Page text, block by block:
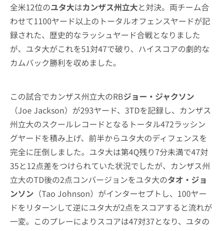
全米12位のユタ大はカンザス州立大と対決。両チーム合
わせて1100ヤード以上のトータルオフェンスヤードが記
録された、歴史的なラッシュヤード合戦となりました
が、ユタ大がこれを51対47で破り、ハイスコアの劇的な
カムバック勝利を収めました。
この試合でカンザス州立大のRBジョー・ジャクソン
（Joe Jackson）が293ヤード、3TDを記録し、カンザス
州立大のスクールレコードとなるトータル472ラッシン
グヤードを積み上げ、前半からユタ大のディフェンスを
完全に圧倒しました。ユタ大は第4Q残り7分未満で47対
35と12点差をつけられていた状況でしたが、カンザス州
立大のTD後の2点コンバージョンをユタ大のタオ・ジョ
ンソン （Tao Johnson）がインターセプトし、100ヤー
ドをリターンして逆にユタ大が2点をスコアすると流れが
一変。このプレーによりスコアは47対37となり、ユタの